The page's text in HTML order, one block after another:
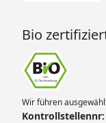
Bio
Wir führen
Kontrollstellennr: